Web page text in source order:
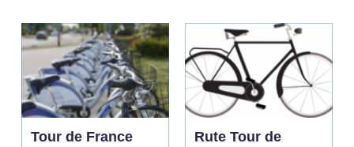
Tour de France
Rute Tour de